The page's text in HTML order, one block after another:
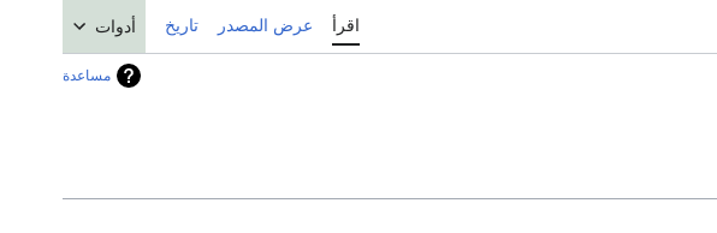
اقرأ عرض المصدر تاريخ أدوات
مساعدة